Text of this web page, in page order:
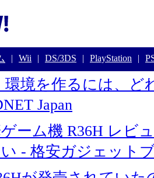
| Wii | DS/3DS | PlayStation |
環境を作るには、ど
Japan
ーム機 R36H レビ
- 格安ガジェット